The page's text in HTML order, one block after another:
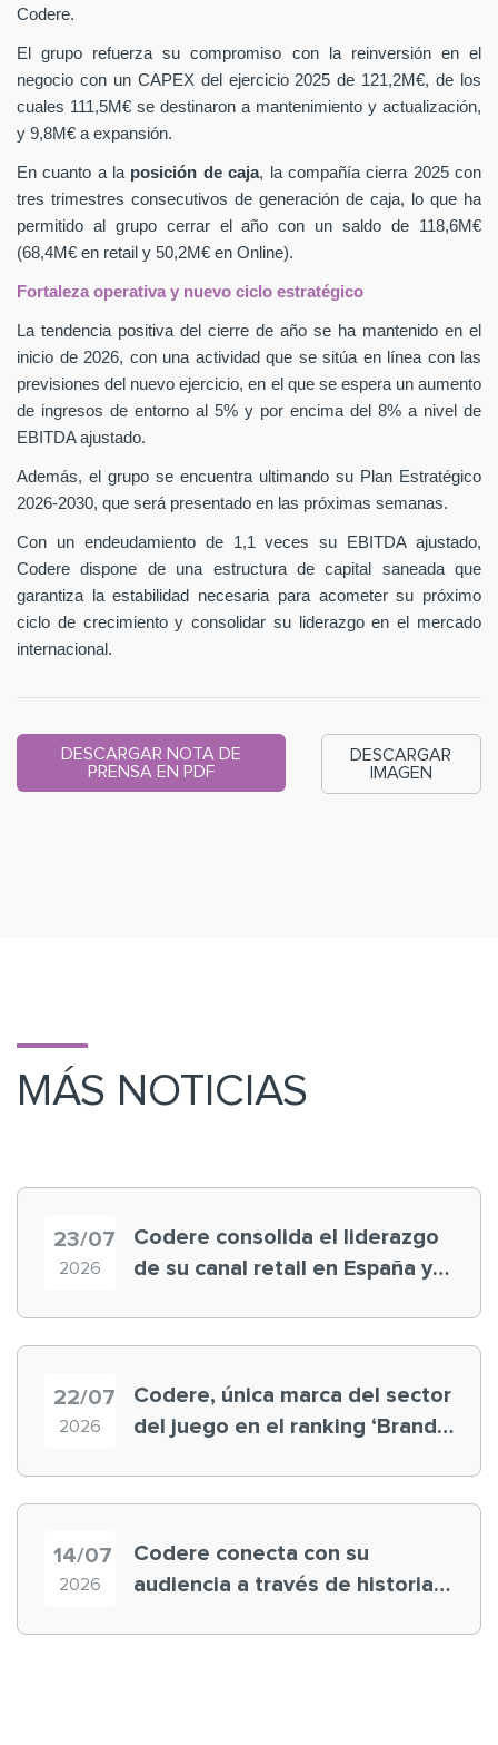
Codere.
El grupo refuerza su compromiso con la reinversión en el
negocio con un CAPEX del ejercicio 2025 de 121,2M€, de los
cuales 111,5M€ se destinaron a mantenimiento y actualización,
y 9,8M€ a expansión.
En cuanto a la posición de caja, la compañía cierra 2025 con
tres trimestres consecutivos de generación de caja, lo que ha
permitido al grupo cerrar el año con un saldo de 118,6M€
(68,4M€ en retail y 50,2M€ en Online).
Fortaleza operativa y nuevo ciclo estratégico
La tendencia positiva del cierre de año se ha mantenido en el
inicio de 2026, con una actividad que se sitúa en línea con las
previsiones del nuevo ejercicio, en el que se espera un aumento
de ingresos de entorno al 5% y por encima del 8% a nivel de
EBITDA ajustado.
Además, el grupo se encuentra ultimando su Plan Estratégico
2026-2030, que será presentado en las próximas semanas.
Con un endeudamiento de 1,1 veces su EBITDA ajustado,
Codere dispone de una estructura de capital saneada que
garantiza la estabilidad necesaria para acometer su próximo
ciclo de crecimiento y consolidar su liderazgo en el mercado
internacional.
DESCARGAR NOTA DE
PRENSA EN PDF
DESCARGAR
IMAGEN
MÁS NOTICIAS
23/07
2026
Codere consolida el liderazgo
de su canal retail en España y
22/07
2026
Codere, única marca del sector
del juego en el ranking ‘Brand
14/07
2026
Codere conecta con su
audiencia a través de historias